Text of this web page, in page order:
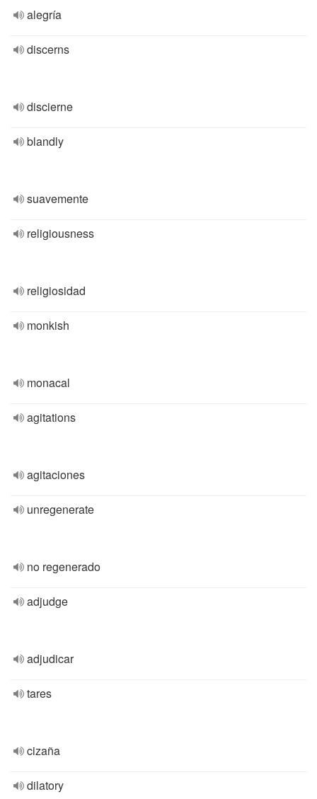
alegría
discerns
discierne
blandly
suavemente
religiousness
religiosidad
monkish
monacal
agitations
agitaciones
unregenerate
no regenerado
adjudge
adjudicar
tares
cizaña
dilatory